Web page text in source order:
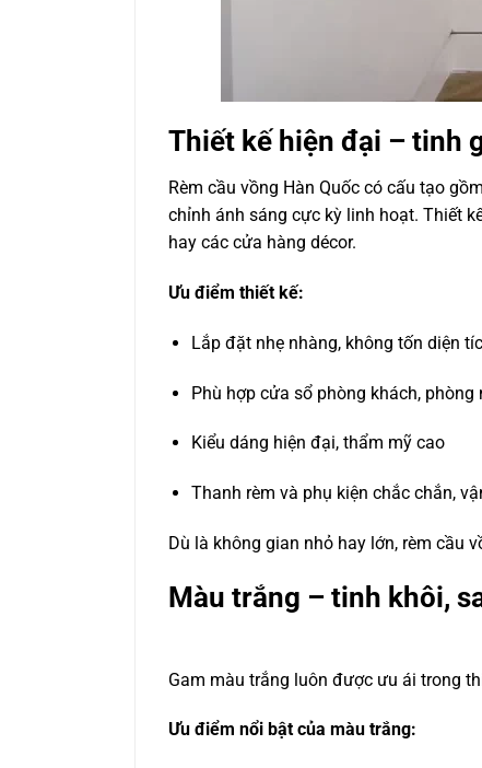
Thiết kế hiện đại – tinh
Rèm cầu vồng Hàn Quốc có cấu tạo
chỉnh ánh sáng cực kỳ linh hoạt. Thiết
hay các cửa hàng décor.
Ưu điểm thiết kế:
Lắp đặt nhẹ nhàng, không tốn diện
Phù hợp cửa sổ phòng khách, phòng
Kiểu dáng hiện đại, thẩm mỹ cao
Thanh rèm và phụ kiện chắc chắn,
Dù là không gian nhỏ hay lớn, rèm cầu
Màu trắng – tinh khôi,
Gam màu trắng luôn được ưu ái trong
Ưu điểm nổi bật của màu trắng: